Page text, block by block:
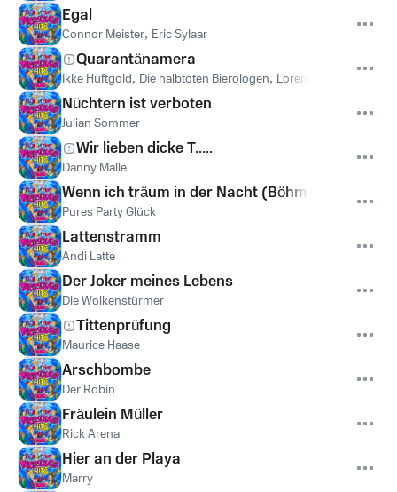
Egal
Connor Meister, Eric Sylaar
Quarantänamera
Ikke Hüftgold, Die halbtoten Bierologen, Lorenz Büffel
Nüchtern ist verboten
Julian Sommer
Wir lieben dicke T.....
Danny Malle
Wenn ich träum in der Nacht (Böhmischer
Pures Party Glück
Lattenstramm
Andi Latte
Der Joker meines Lebens
Die Wolkenstürmer
Tittenprüfung
Maurice Haase
Arschbombe
Der Robin
Fräulein Müller
Rick Arena
Hier an der Playa
Marry